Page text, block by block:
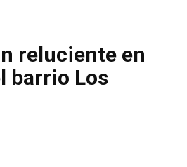
reluciente en
barrio Los